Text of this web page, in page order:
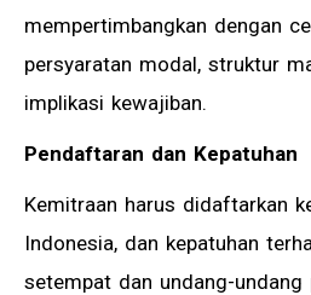
mempertimbangkan dengan
persyaratan modal, struktur
implikasi kewajiban.
Pendaftaran dan Kepatuhan
Kemitraan harus didaftarkan
Indonesia, dan kepatuhan
setempat dan undang-undang